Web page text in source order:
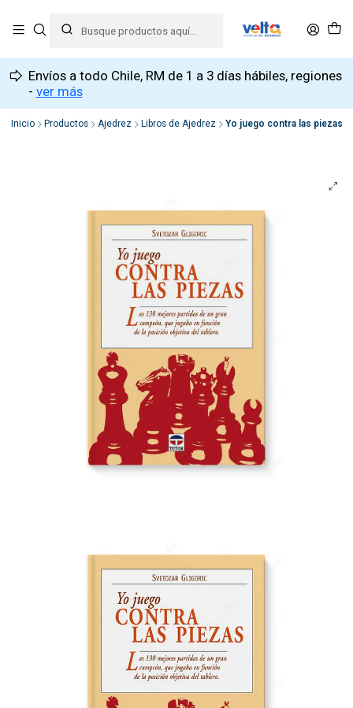
Envíos a todo Chile, RM de 1 a 3 días hábiles, regiones
- ver más
Inicio Productos Ajedrez Libros de Ajedrez Yo juego contra las piezas